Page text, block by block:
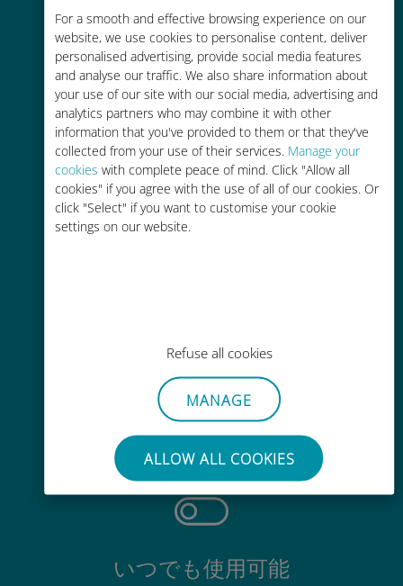
For a smooth and effective browsing experience on our
website, we use cookies to personalise content, deliver
personalised advertising, provide social media features
and analyse our traffic. We also share information about
your use of our site with our social media, advertising and
analytics partners who may combine it with other
information that you've provided to them or that they've
collected from your use of their services. Manage your
cookies with complete peace of mind. Click "Allow all
cookies" if you agree with the use of all of our cookies. Or
click "Select" if you want to customise your cookie
settings on our website.
Refuse all cookies
MANAGE
ALLOW ALL COOKIES
お客様が普段お使いのキャリアでロ
ーミングサービスを使った場合に比
べて最大で90％の節約が可能です。
かんたん追加購入
Wi-Fiやデータ残量がなくても、
手間いらず
使用中のSIMカードを抜き差しする
必要はありません
いつでも使用可能